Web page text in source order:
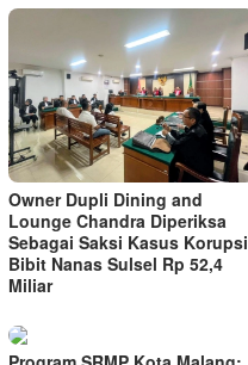
Owner Dupli Dining and
Lounge Chandra Diperiksa
Sebagai Saksi Kasus Korupsi
Bibit Nanas Sulsel Rp 52,4
Miliar